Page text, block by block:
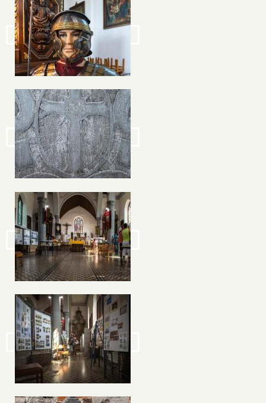
Image
Image
Image